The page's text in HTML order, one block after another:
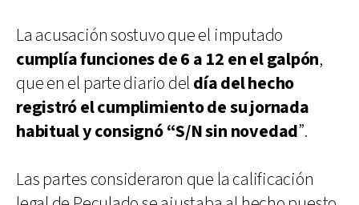
La acusación sostuvo que el imputado
cumplía funciones de 6 a 12 en el galpón,
que en el parte diario del día del hecho
registró el cumplimiento de su jornada
habitual y consignó “S/N sin novedad”.
Las partes consideraron que la calificación